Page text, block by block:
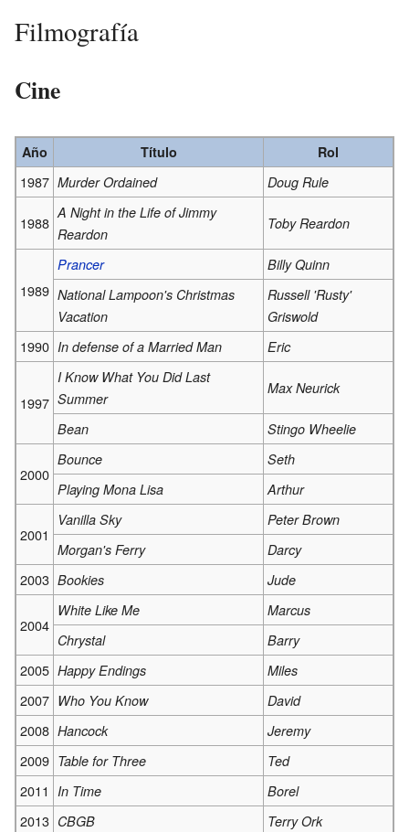
Filmografía
Cine
Año Título Rol
1987 Murder Ordained Doug Rule
1988
A Night in the Life of Jimmy
Reardon
Toby Reardon
1989
Prancer
Billy Quinn
National Lampoon's Christmas
Vacation
Russell 'Rusty'
Griswold
1990 In defense of a Married Man Eric
1997
I Know What You Did Last
Summer
Max Neurick
Bean Stingo Wheelie
2000
Bounce
Seth
Playing Mona Lisa
Arthur
2001
Vanilla Sky
Peter Brown
Morgan's Ferry
Darcy
2003 Bookies Jude
2004
White Like Me
Marcus
Chrystal
Barry
2005 Happy Endings Miles
2007 Who You Know David
2008 Hancock Jeremy
2009 Table for Three Ted
2011 In Time Borel
2013 CBGB Terry Ork